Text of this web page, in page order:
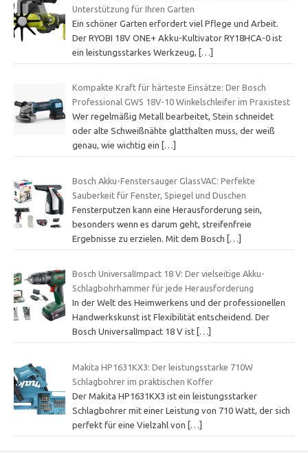
Unterstützung für Ihren Garten
Ein schöner Garten erfordert viel Pflege und Arbeit.
Der RYOBI 18V ONE+ Akku-Kultivator RY18HCA-0 ist
ein leistungsstarkes Werkzeug,
[…]
Kompakte Kraft für härteste Einsätze: Der Bosch
Professional GWS 18V-10 Winkelschleifer im Praxistest
Wer regelmäßig Metall bearbeitet, Stein schneidet
oder alte Schweißnähte glatthalten muss, der weiß
genau, wie wichtig ein
[…]
Bosch Akku-Fenstersauger GlassVAC: Perfekte
Sauberkeit für Fenster, Spiegel und Duschen
Fensterputzen kann eine Herausforderung sein,
besonders wenn es darum geht, streifenfreie
Ergebnisse zu erzielen. Mit dem Bosch
[…]
Bosch UniversalImpact 18 V: Der vielseitige Akku-
Schlagbohrhammer für jede Herausforderung
In der Welt des Heimwerkens und der professionellen
Handwerkskunst ist Flexibilität entscheidend. Der
Bosch UniversalImpact 18 V ist […]
Makita HP1631KX3: Der leistungsstarke 710W
Schlagbohrer im praktischen Koffer
Der Makita HP1631KX3 ist ein leistungsstarker
Schlagbohrer mit einer Leistung von 710 Watt, der sich
perfekt für eine Vielzahl von
[…]